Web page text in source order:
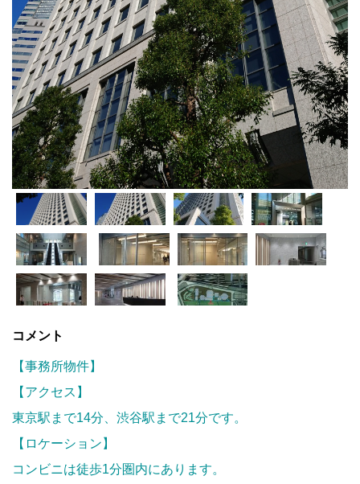
コメント
【事務所物件】
【アクセス】
東京駅まで14分、渋谷駅まで21分です。
【ロケーション】
コンビニは徒歩1分圏内にあります。